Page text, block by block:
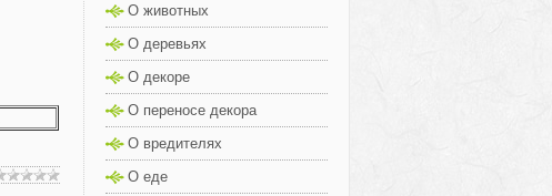
О животных
О деревьях
О декоре
О переносе декора
О вредителях
О еде